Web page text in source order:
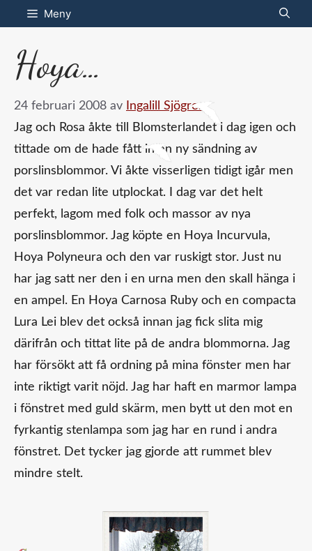
Hoppa
till
innehåll
Meny
Hoya…
24 februari 2008 av
Ingalill Sjögren
Jag och Rosa åkte till Blomsterlandet i dag igen och
tittade om de hade fått in en ny sändning av
porslinsblommor. Vi åkte visserligen tidigt igår men
det var redan lite utplockat. I dag var det helt
perfekt, lagom med folk och massor av nya
porslinsblommor. Jag köpte en Hoya Incurvula,
Hoya Polyneura och den var ruskigt stor. Just nu
har jag satt ner den i en urna men den skall hänga i
en ampel. En Hoya Carnosa Ruby och en compacta
Lura Lei blev det också innan jag fick slita mig
därifrån och tittat lite på de andra blommorna. Jag
har försökt att få ordning på mina fönster men har
inte riktigt varit nöjd. Jag har haft en marmor lampa
i fönstret med guld skärm, men bytt ut den mot en
fyrkantig stenlampa som jag har en rund i andra
fönstret. Det tycker jag gjorde att rummet blev
mindre stelt.